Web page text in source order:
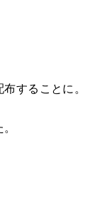
することに。